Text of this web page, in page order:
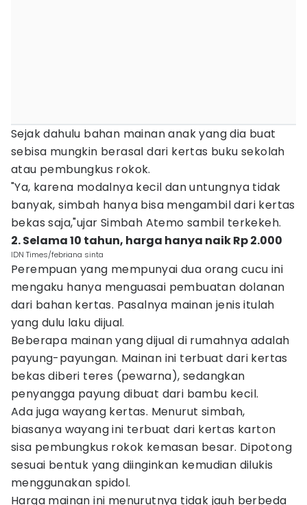
Sejak dahulu bahan mainan anak yang dia buat
sebisa mungkin berasal dari kertas buku sekolah
atau pembungkus rokok.
"Ya, karena modalnya kecil dan untungnya tidak
banyak, simbah hanya bisa mengambil dari kertas
bekas saja,"ujar Simbah Atemo sambil terkekeh.
2. Selama 10 tahun, harga hanya naik Rp 2.000
IDN Times/febriana sinta
Perempuan yang mempunyai dua orang cucu ini
mengaku hanya menguasai pembuatan dolanan
dari bahan kertas. Pasalnya mainan jenis itulah
yang dulu laku dijual.
Beberapa mainan yang dijual di rumahnya adalah
payung-payungan. Mainan ini terbuat dari kertas
bekas diberi teres (pewarna), sedangkan
penyangga payung dibuat dari bambu kecil.
Ada juga wayang kertas. Menurut simbah,
biasanya wayang ini terbuat dari kertas karton
sisa pembungkus rokok kemasan besar. Dipotong
sesuai bentuk yang diinginkan kemudian dilukis
menggunakan spidol.
Harga mainan ini menurutnya tidak jauh berbeda